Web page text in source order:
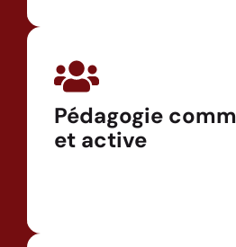
Pédagogie
et active